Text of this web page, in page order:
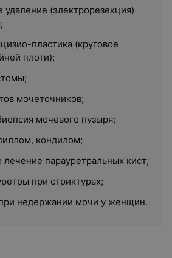
удаление (электрорезекция)
пластика (круговое
плоти);
мочеточников;
мочевого пузыря;
кондилом;
лечение парауретральных кист;
при стриктурах;
недержании мочи у женщин.